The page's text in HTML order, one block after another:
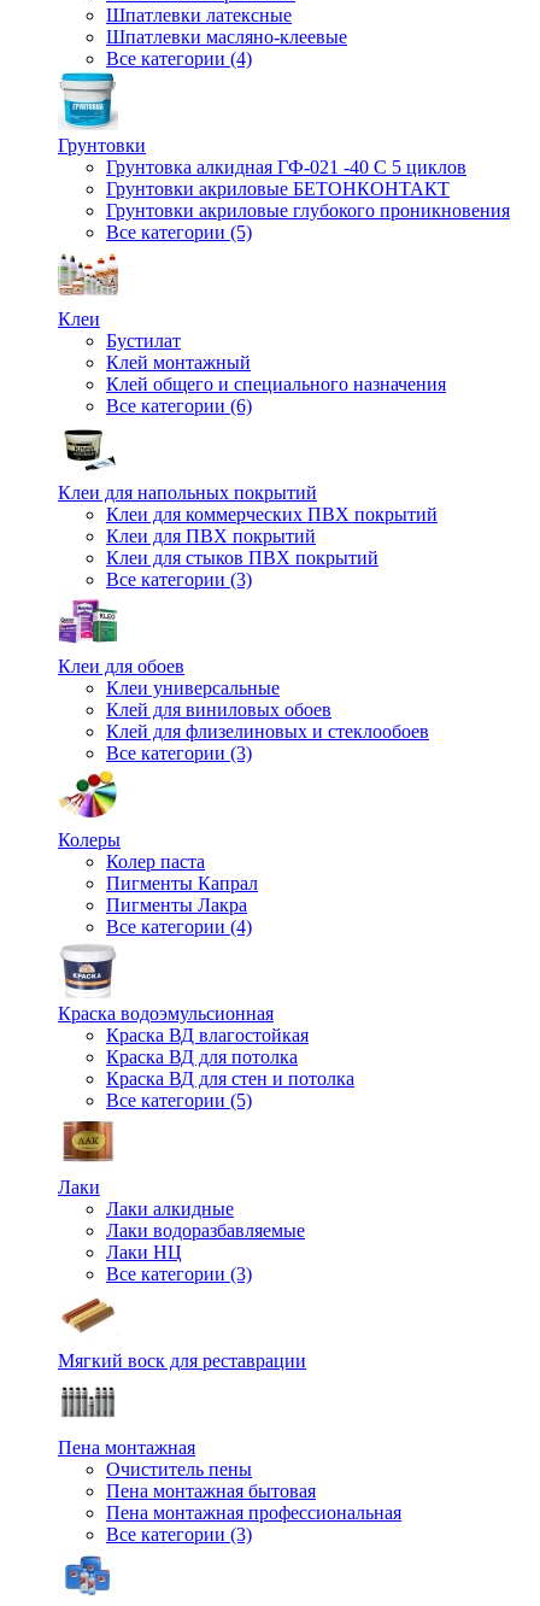
Шпатлевки латексные
Шпатлевки масляно-клеевые
Все категории (4)
Грунтовки
Грунтовка алкидная ГФ-021 -40 С 5 циклов
Грунтовки акриловые БЕТОНКОНТАКТ
Грунтовки акриловые глубокого проникновения
Все категории (5)
Клеи
Бустилат
Клей монтажный
Клей общего и специального назначения
Все категории (6)
Клеи для напольных покрытий
Клеи для коммерческих ПВХ покрытий
Клеи для ПВХ покрытий
Клеи для стыков ПВХ покрытий
Все категории (3)
Клеи для обоев
Клеи универсальные
Клей для виниловых обоев
Клей для флизелиновых и стеклообоев
Все категории (3)
Колеры
Колер паста
Пигменты Капрал
Пигменты Лакра
Все категории (4)
Краска водоэмульсионная
Краска ВД влагостойкая
Краска ВД для потолка
Краска ВД для стен и потолка
Все категории (5)
Лаки
Лаки алкидные
Лаки водоразбавляемые
Лаки НЦ
Все категории (3)
Мягкий воск для реставрации
Пена монтажная
Очиститель пены
Пена монтажная бытовая
Пена монтажная профессиональная
Все категории (3)